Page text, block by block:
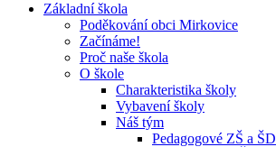
Základní škola
Poděkování obci Mirkovice
Začínáme!
Proč naše škola
O škole
Charakteristika školy
Vybavení školy
Náš tým
Pedagogové ZŠ a ŠD